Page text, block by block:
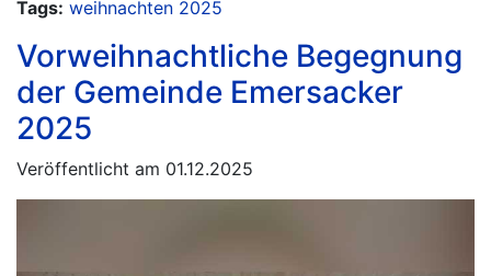
Tags: weihnachten 2025
Vorweihnachtliche Begegnung
der Gemeinde Emersacker
2025
Veröffentlicht am 01.12.2025